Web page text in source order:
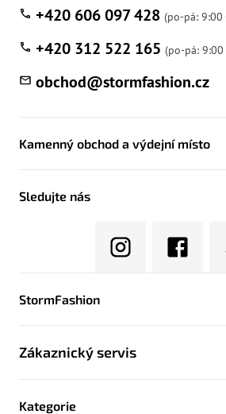
obchod@stormfashion.cz
+420 606 097 428
+420 312 522 165
Kamenný obchod a výdejní místo
Sledujte nás
StormFashion
Zákaznický servis
Kategorie